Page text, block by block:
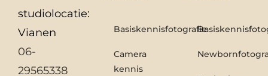
studiolocatie:
Vianen
06-
29565338
Basiskennisfotografie
Camera
kennis